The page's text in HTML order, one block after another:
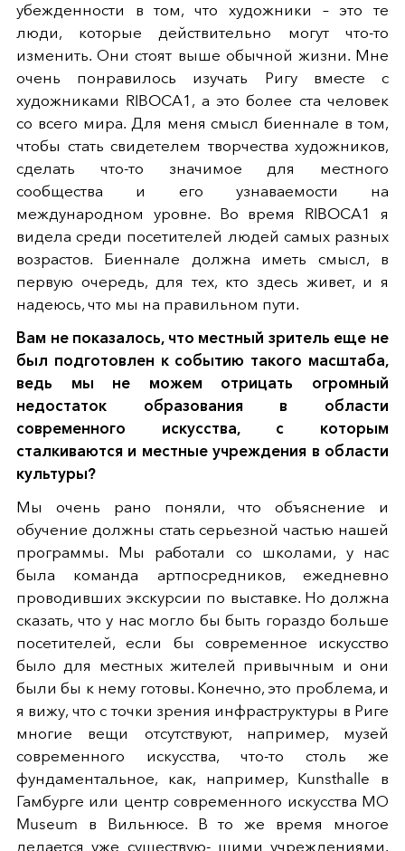
убежденности в том, что художники – это те
люди, которые действительно могут что-то
изменить. Они стоят выше обычной жизни. Мне
очень понравилось изучать Ригу вместе с
художниками RIBOCA1, а это более ста человек
со всего мира. Для меня смысл биеннале в том,
чтобы стать свидетелем творчества художников,
сделать что-то значимое для местного
сообщества и его узнаваемости на
международном уровне. Во время RIBOCA1 я
видела среди посетителей людей самых разных
возрастов. Биеннале должна иметь смысл, в
первую очередь, для тех, кто здесь живет, и я
надеюсь, что мы на правильном пути.
Вам не показалось, что местный зритель еще не
был подготовлен к событию такого масштаба,
ведь мы не можем отрицать огромный
недостаток образования в области
современного искусства, с которым
сталкиваются и местные учреждения в области
культуры?
Мы очень рано поняли, что объяснение и
обучение должны стать серьезной частью нашей
программы. Мы работали со школами, у нас
была команда артпосредников, ежедневно
проводивших экскурсии по выставке. Но должна
сказать, что у нас могло бы быть гораздо больше
посетителей, если бы современное искусство
было для местных жителей привычным и они
были бы к нему готовы. Конечно, это проблема, и
я вижу, что с точки зрения инфраструктуры в Риге
многие вещи отсутствуют, например, музей
современного искусства, что-то столь же
фундаментальное, как, например, Kunsthalle в
Гамбурге или центр современного искусства МО
Museum в Вильнюсе. В то же время многое
делается уже существую- щими учреждениями.